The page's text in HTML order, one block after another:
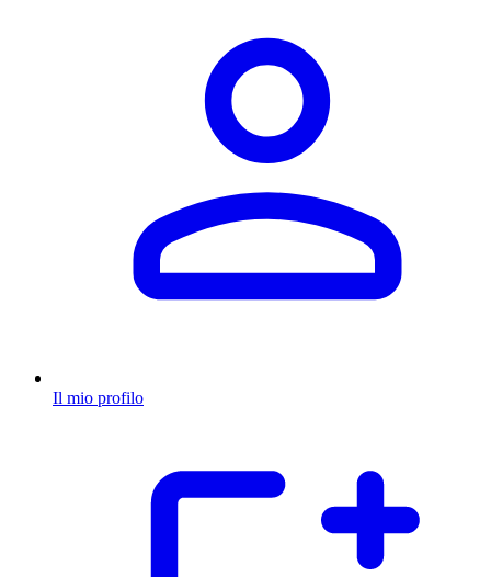
Il mio profilo